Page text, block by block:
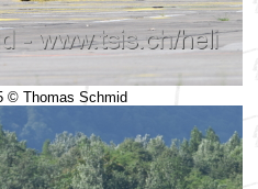
© Thomas Schmid